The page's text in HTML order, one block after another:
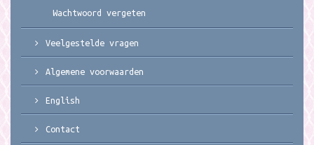
Wachtwoord vergeten
Veelgestelde vragen
Algemene voorwaarden
English
Contact